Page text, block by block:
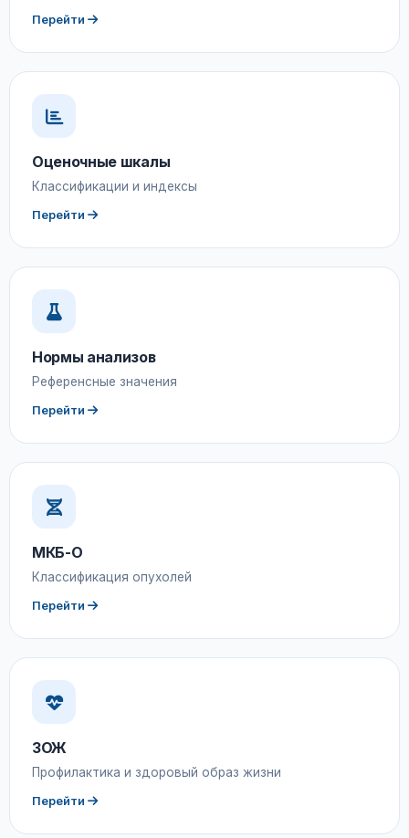
Перейти
Оценочные шкалы
Классификации и индексы
Перейти
Нормы анализов
Референсные значения
Перейти
МКБ-О
Классификация опухолей
Перейти
ЗОЖ
Профилактика и здоровый образ жизни
Перейти